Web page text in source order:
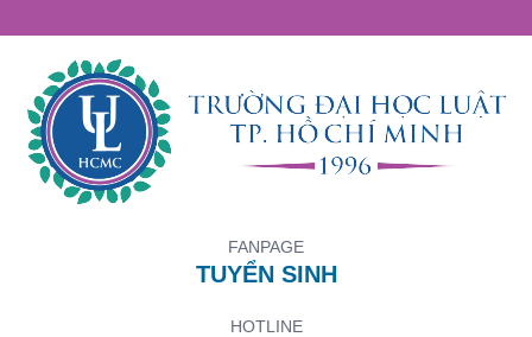
FANPAGE
TUYỂN SINH
HOTLINE